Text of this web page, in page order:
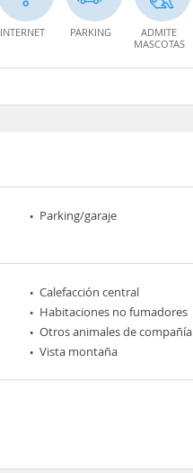
INTERNET PARKING
ADMITE
MASCOTAS
Parking/garaje
Calefacción central
Habitaciones no fumadores
Otros animales de compañía
Vista montaña